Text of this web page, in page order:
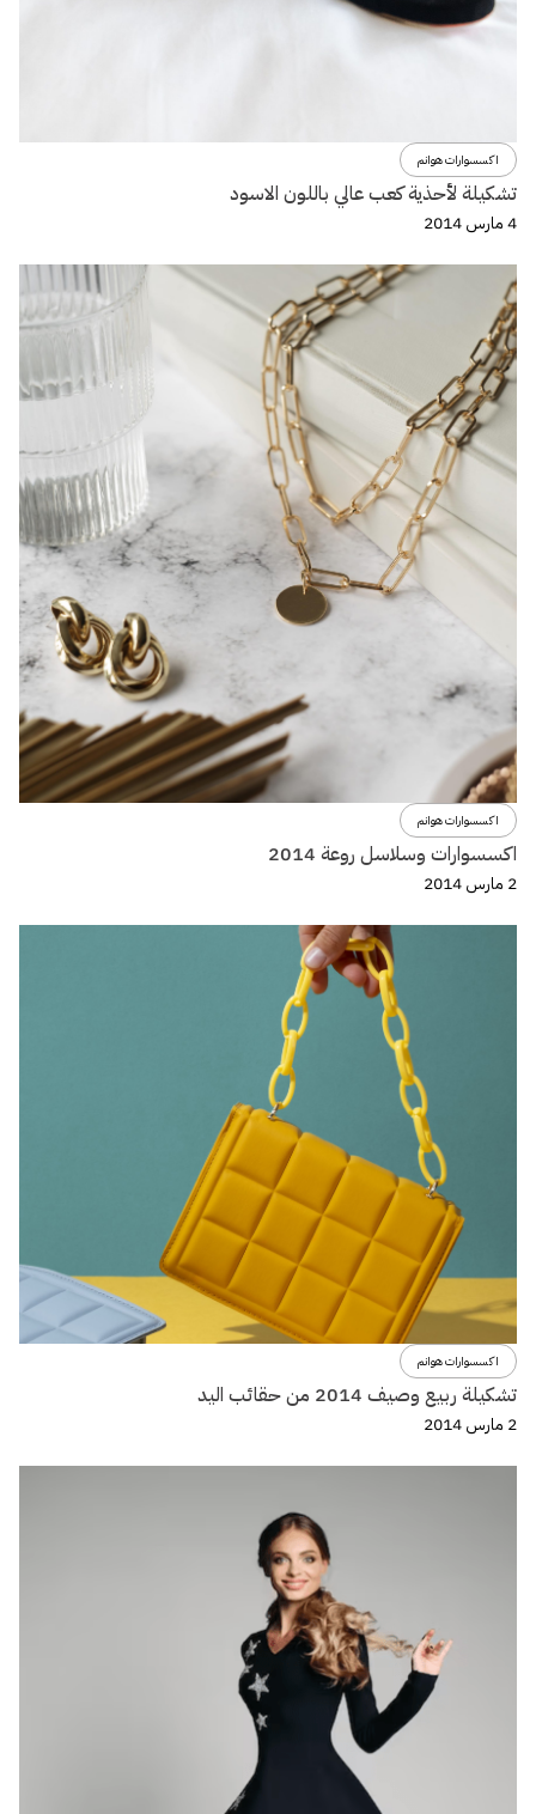
اكسسوارات هوانم
تشكيلة لأحذية كعب عالي باللون الاسود
4 مارس 2014
اكسسوارات هوانم
اكسسوارات وسلاسل روعة 2014
2 مارس 2014
اكسسوارات هوانم
تشكيلة ربيع وصيف 2014 من حقائب اليد
2 مارس 2014